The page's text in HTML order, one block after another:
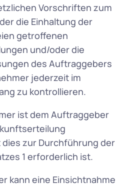
Vorschriften zum
die Einhaltung der
getroffenen
und/oder die
des Auftraggebers
jederzeit im
zu kontrollieren.
ist dem Auftraggeber
zur Durchführung der
1 erforderlich ist.
kann eine Einsichtnahme